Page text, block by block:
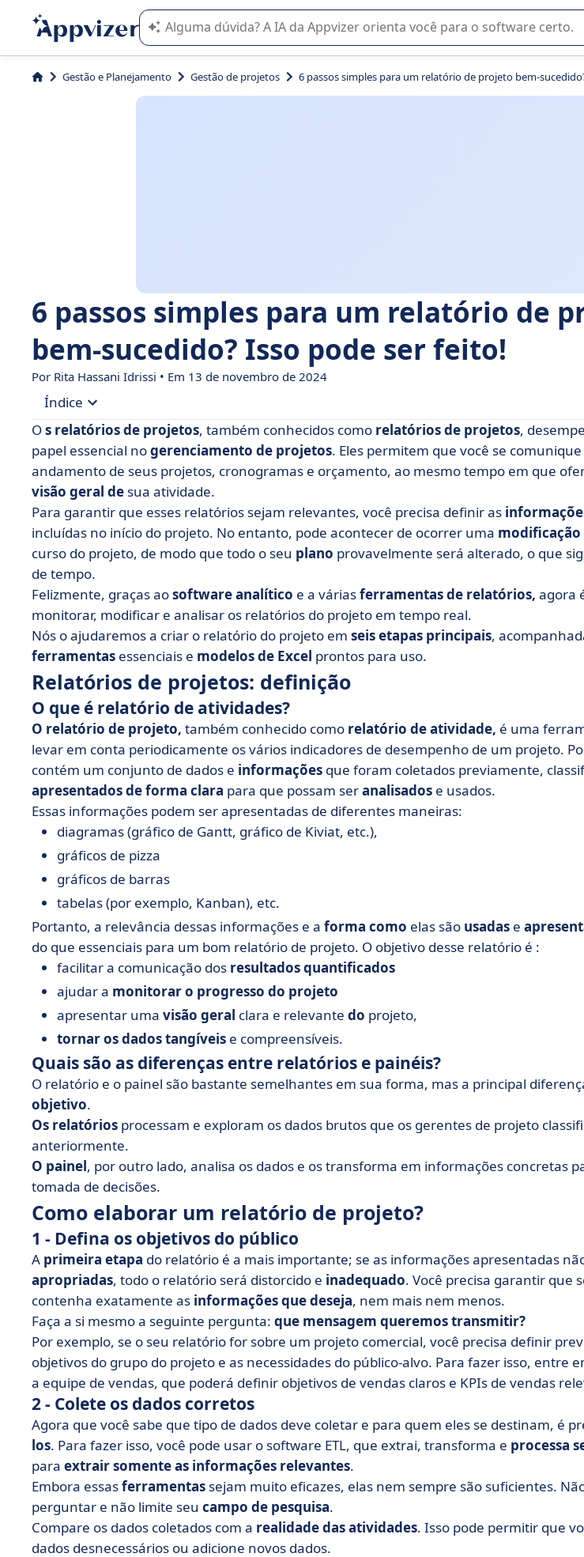
A IA do Appvizer o orienta no uso ou na seleção de software SaaS para sua
Gestão e Planejamento Gestão de projetos 6 passos simples para um relatório de projeto bem-
6 passos simples para um relatório de
bem-sucedido? Isso pode ser feito!
Por Rita Hassani Idrissi • Em 13 de novembro de 2024
Índice
• Relatórios de projetos: definição
• Como elaborar um relatório de projeto?
• Como se equipar com uma ferramenta de relatório de projeto
• Relatórios de projetos, um verdadeiro impulsionador do desempenho
Os relatórios de projetos, também conhecidos como relatórios de projetos,
papel essencial nogerenciamento de projetos. Eles permitem que você se
andamento de seus projetos, cronogramas e orçamento, ao mesmo tempo em que
visão geral de sua atividade.
Para garantir que esses relatórios sejam relevantes, você precisa definir as
incluídas no início do projeto. No entanto, pode acontecer de ocorrer uma modificação
curso do projeto, de modo que todo o seu plano provavelmente será alterado, o que
de tempo.
Felizmente, graças aosoftware analítico e a váriasferramentas de relatórios, agora
monitorar, modificar e analisar os relatórios do projeto em tempo real.
Nós o ajudaremos a criar o relatório do projeto em seis etapas principais,
ferramentas essenciais e modelos de Excel prontos para uso.
Relatórios de projetos: definição
O que é relatório de atividades?
O relatório de projeto, também conhecido como relatório de atividade, é uma
levar em conta periodicamente os vários indicadores de desempenho de um projeto.
contém um conjunto de dados e informações que foram coletados previamente,
apresentados de forma clara para que possam seranalisados e usados.
Essas informações podem ser apresentadas de diferentes maneiras:
diagramas (gráfico de Gantt, gráfico de Kiviat, etc.),
gráficos de pizza
gráficos de barras
tabelas (por exemplo, Kanban), etc.
Portanto, a relevância dessas informações e a forma como elas são usadas e
do que essenciais para um bom relatório de projeto. O objetivo desse relatório é :
facilitar a comunicação dos resultados quantificados
ajudar a monitorar o progresso do projeto
apresentar uma visão geral clara e relevante do projeto,
tornar os dados tangíveis e compreensíveis.
Quais são as diferenças entre relatórios e painéis?
O relatório e o painel são bastante semelhantes em sua forma, mas a principal
objetivo.
Os relatórios processam e exploram os dados brutos que os gerentes de projeto
anteriormente.
O painel, por outro lado, analisa os dados e os transforma em informações concretas
tomada de decisões.
Como elaborar um relatório de projeto?
1 - Defina os objetivos do público
A primeira etapa do relatório é a mais importante; se as informações apresentadas
apropriadas, todo o relatório será distorcido e inadequado. Você precisa garantir que
contenha exatamente as informações que deseja, nem mais nem menos.
Faça a si mesmo a seguinte pergunta: que mensagem queremos transmitir?
Por exemplo, se o seu relatório for sobre um projeto comercial, você precisa definir
objetivos do grupo do projeto e as necessidades do público-alvo. Para fazer isso, entre
a equipe de vendas, que poderá definir objetivos de vendas claros e KPIs de vendas
2 - Colete os dados corretos
Agora que você sabe que tipo de dados deve coletar e para quem eles se destinam, é
los. Para fazer isso, você pode usar o software ETL, que extrai, transforma e processa
para extrair somente as informações relevantes.
Embora essasferramentas sejam muito eficazes, elas nem sempre são suficientes.
perguntar e não limite seu campo de pesquisa.
Compare os dados coletados com a realidade das atividades. Isso pode permitir que
dados desnecessários ou adicione novos dados.